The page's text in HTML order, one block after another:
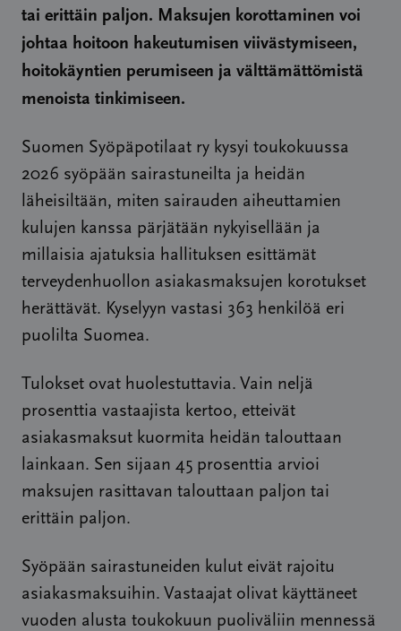
tai erittäin paljon. Maksujen korottaminen voi
johtaa hoitoon hakeutumisen viivästymiseen,
hoitokäyntien perumiseen ja välttämättömistä
menoista tinkimiseen.
Suomen Syöpäpotilaat ry kysyi toukokuussa
2026 syöpään sairastuneilta ja heidän
läheisiltään, miten sairauden aiheuttamien
kulujen kanssa pärjätään nykyisellään ja
millaisia ajatuksia hallituksen esittämät
terveydenhuollon asiakasmaksujen korotukset
herättävät. Kyselyyn vastasi 363 henkilöä eri
puolilta Suomea.
Tulokset ovat huolestuttavia. Vain neljä
prosenttia vastaajista kertoo, etteivät
asiakasmaksut kuormita heidän talouttaan
lainkaan. Sen sijaan 45 prosenttia arvioi
maksujen rasittavan talouttaan paljon tai
erittäin paljon.
Syöpään sairastuneiden kulut eivät rajoitu
asiakasmaksuihin. Vastaajat olivat käyttäneet
vuoden alusta toukokuun puoliväliin mennessä